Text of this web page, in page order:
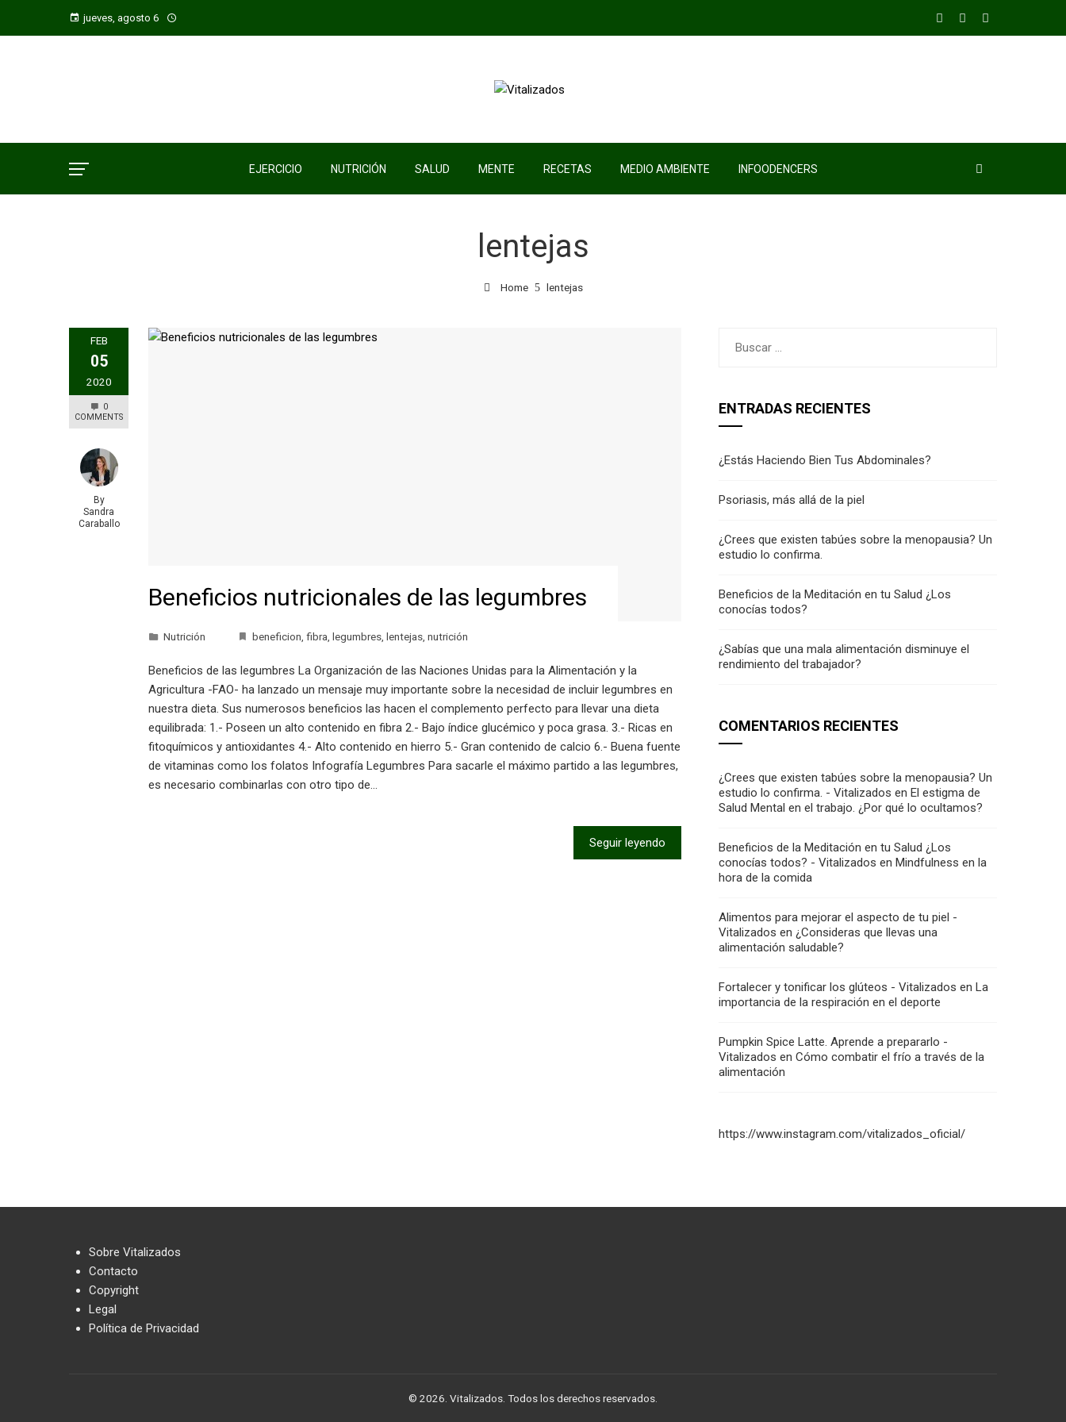
jueves, agosto 6
EJERCICIO NUTRICIÓN SALUD MENTE RECETAS MEDIO AMBIENTE INFOODENCERS
lentejas
Home lentejas
FEB
05
2020
0
COMMENTS
By
Sandra
Caraballo
Beneficios nutricionales de las legumbres
Nutrición beneficion fibra legumbres lentejas nutrición
Beneficios de las legumbres La Organización de las Naciones Unidas para la Alimentación y la
Agricultura -FAO- ha lanzado un mensaje muy importante sobre la necesidad de incluir legumbres en
nuestra dieta. Sus numerosos beneficios las hacen el complemento perfecto para llevar una dieta
equilibrada: 1.- Poseen un alto contenido en fibra 2.- Bajo índice glucémico y poca grasa. 3.- Ricas en
fitoquímicos y antioxidantes 4.- Alto contenido en hierro 5.- Gran contenido de calcio 6.- Buena fuente
de vitaminas como los folatos Infografía Legumbres Para sacarle el máximo partido a las legumbres,
es necesario combinarlas con otro tipo de…
Seguir leyendo
ENTRADAS RECIENTES
¿Estás Haciendo Bien Tus Abdominales?
Psoriasis, más allá de la piel
¿Crees que existen tabúes sobre la menopausia? Un
estudio lo confirma.
Beneficios de la Meditación en tu Salud ¿Los
conocías todos?
¿Sabías que una mala alimentación disminuye el
rendimiento del trabajador?
COMENTARIOS RECIENTES
¿Crees que existen tabúes sobre la menopausia? Un
estudio lo confirma. - Vitalizados en El estigma de
Salud Mental en el trabajo. ¿Por qué lo ocultamos?
Beneficios de la Meditación en tu Salud ¿Los
conocías todos? - Vitalizados en Mindfulness en la
hora de la comida
Alimentos para mejorar el aspecto de tu piel -
Vitalizados en ¿Consideras que llevas una
alimentación saludable?
Fortalecer y tonificar los glúteos - Vitalizados en La
importancia de la respiración en el deporte
Pumpkin Spice Latte. Aprende a prepararlo -
Vitalizados en Cómo combatir el frío a través de la
alimentación
https://www.instagram.com/vitalizados_oficial/
Sobre Vitalizados
Contacto
Copyright
Legal
Política de Privacidad
© 2026. Vitalizados. Todos los derechos reservados.